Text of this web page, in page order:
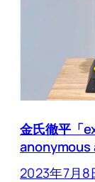
金氏徹平「
2023年7月8